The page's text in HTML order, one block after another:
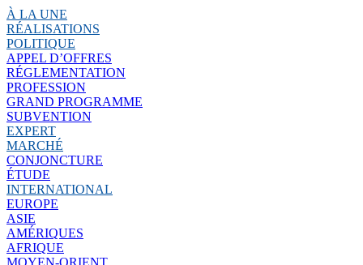
À LA UNE
RÉALISATIONS
POLITIQUE
APPEL D’OFFRES
RÉGLEMENTATION
PROFESSION
GRAND PROGRAMME
SUBVENTION
EXPERT
MARCHÉ
CONJONCTURE
ÉTUDE
INTERNATIONAL
EUROPE
ASIE
AMÉRIQUES
AFRIQUE